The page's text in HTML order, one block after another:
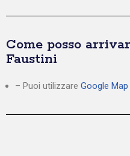
Come posso
Faustini
– Puoi utilizzare Google Map